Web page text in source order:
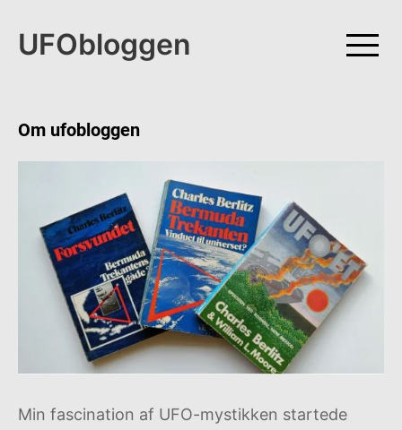
content
UFObloggen
Om ufobloggen
Min fascination af UFO-mystikken startede